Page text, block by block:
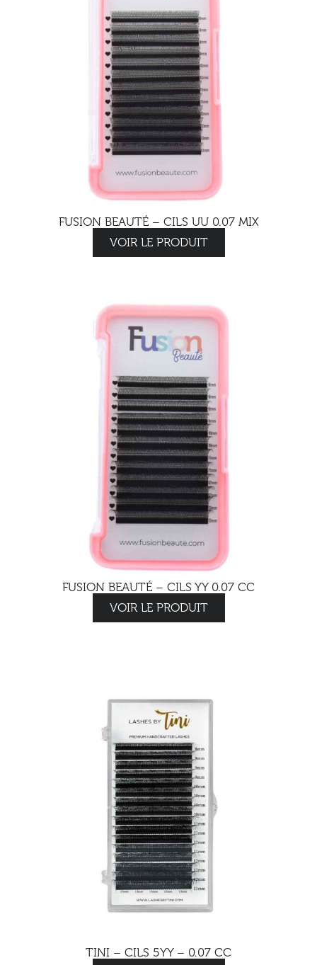
FUSION BEAUTÉ – CILS UU 0.07 MIX
VOIR LE PRODUIT
FUSION BEAUTÉ – CILS YY 0.07 CC
VOIR LE PRODUIT
TINI – CILS 5YY – 0.07 CC